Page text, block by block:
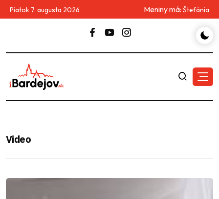
Piatok 7. augusta 2026 Meniny má: Štefánia
Video